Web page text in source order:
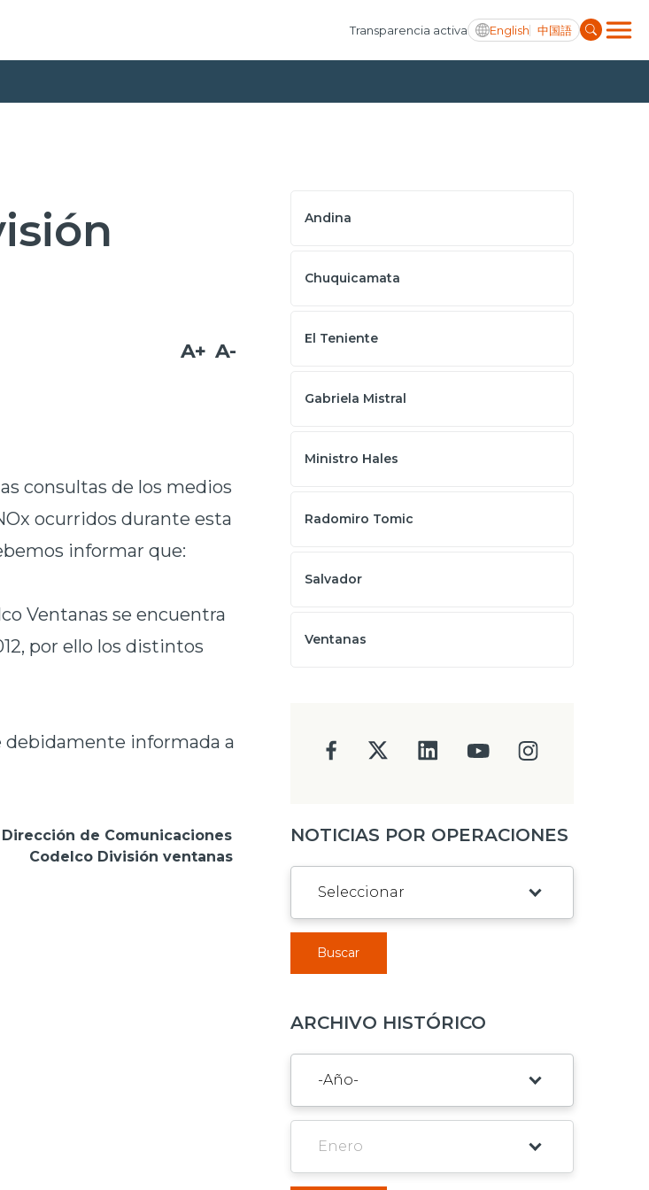
Transparencia activa English 中国語
A+ A-
consultas de los medios
ocurridos durante esta
informar que:
Ventanas se encuentra
por ello los distintos
debidamente informada a
Dirección de Comunicaciones
Codelco División ventanas
Andina
Chuquicamata
El Teniente
Gabriela Mistral
Ministro Hales
Radomiro Tomic
Salvador
Ventanas
NOTICIAS POR OPERACIONES
Buscar
ARCHIVO HISTÓRICO